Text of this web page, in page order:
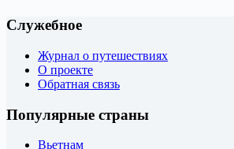
Служебное
Журнал о путешествиях
О проекте
Обратная связь
Популярные страны
Вьетнам